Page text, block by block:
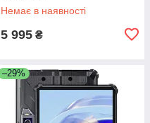
Немає в наявності
5 995 ₴
–29%